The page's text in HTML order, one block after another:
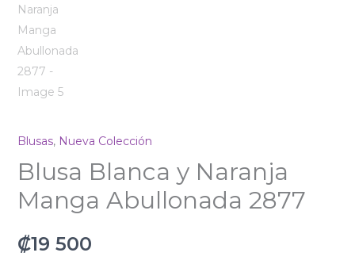
Blusas, Nueva Colección
Blusa Blanca y Naranja
Manga Abullonada 2877
₡19 500